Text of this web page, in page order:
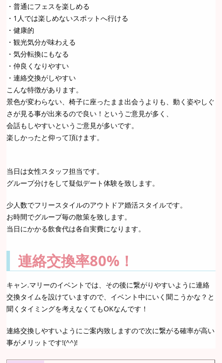
・普通にフェスを楽しめる
・1人では楽しめないスポットへ行ける
・健康的
・観光気分が味わえる
・気分転換にもなる
・仲良くなりやすい
・連絡交換がしやすい
こんな特徴があります。
景色が変わらない、椅子に座ったまま出会うよりも、動く姿やしぐ
さが見る事が出来るので良い！というご意見が多く、
会話もしやすいというご意見が多いです。
楽しかったと仰って頂けます。
当日は女性スタッフ担当です。
グループ分けをして疑似デート体験を致します。
少人数でフリースタイルのアウトドア婚活スタイルです。
お時間でグループ毎の散策を致します。
当日にかかる飲食代は各自実費になります。
連絡交換率80%！
キャン.マリーのイベントでは、その後に繋がりやすいように連絡
交換タイムを設けていますので、イベント中にいく聞こうかな？と
聞くタイミングを考えなくてもOKなんです！
連絡交換しやすいようにご案内致しますので次に繋がる確率が高い
事がメリットです!(^^)!